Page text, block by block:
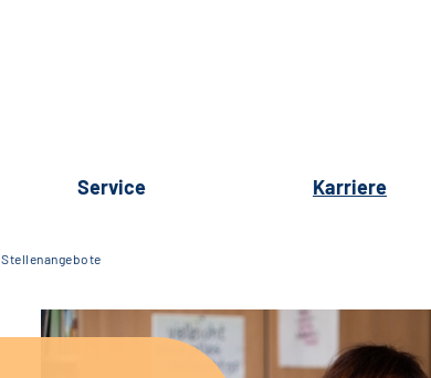
Service Karriere
Stellenangebote